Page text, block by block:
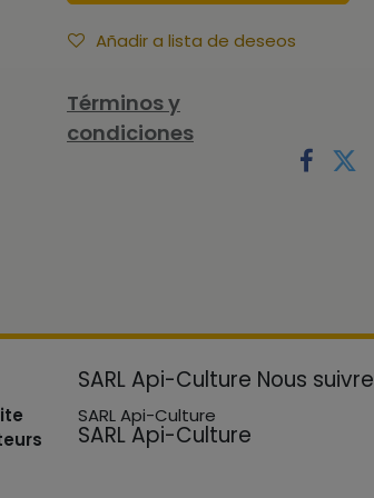
Añadir a lista de deseos
Términos y
condiciones
SARL Api-Culture Nous suivre
SARL Api-Culture
SARL Api-Culture